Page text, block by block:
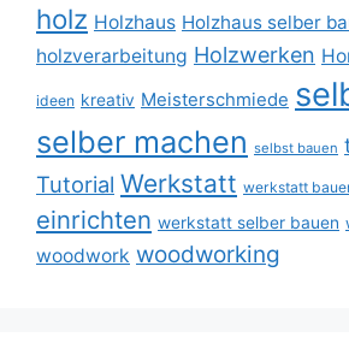
holz Holzhaus Holzhaus selber
holzverarbeitung Holzwerken
ideen kreativ Meisterschmiede
selber machen selbst bauen
Tutorial Werkstatt werkstatt
einrichten werkstatt selber bauen
woodwork woodworking